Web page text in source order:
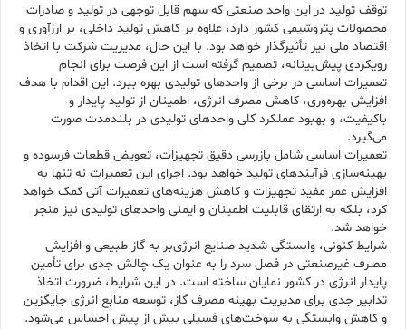
توقف تولید در این واحد صنعتی که سهم قابل توجهی در تولید و صادرات
محصولات پتروشیمی کشور دارد، علاوه بر کاهش تولید داخلی، بر ارزآوری و
اقتصاد ملی نیز تأثیرگذار خواهد بود. با این حال، مدیریت شرکت با اتخاذ
رویکردی پیش‌بینانه، تصمیم گرفته است از این فرصت برای انجام
تعمیرات اساسی در برخی از واحدهای تولیدی بهره ببرد. این اقدام با هدف
افزایش بهره‌وری، کاهش مصرف انرژی، اطمینان از تولید پایدار و
باکیفیت، و بهبود عملکرد کلی واحدهای تولیدی در بلندمدت صورت
می‌گیرد.
تعمیرات اساسی شامل بازرسی دقیق تجهیزات، تعویض قطعات فرسوده و
بهینه‌سازی فرآیندهای تولید خواهد بود. اجرای این تعمیرات نه تنها به
افزایش عمر مفید تجهیزات و کاهش هزینه‌های تعمیرات آتی کمک خواهد
کرد، بلکه به ارتقای قابلیت اطمینان و ایمنی واحدهای تولیدی نیز منجر
خواهد شد.
شرایط کنونی، وابستگی شدید صنایع انرژی‌بر به گاز طبیعی و افزایش
مصرف غیرصنعتی در فصل سرد را به عنوان یک چالش جدی برای تأمین
پایدار انرژی در کشور نمایان ساخته است. در این شرایط، ضرورت اتخاذ
تدابیر جدی برای مدیریت بهینه مصرف گاز، توسعه منابع انرژی جایگزین
و کاهش وابستگی به سوخت‌های فسیلی بیش از پیش احساس می‌شود.